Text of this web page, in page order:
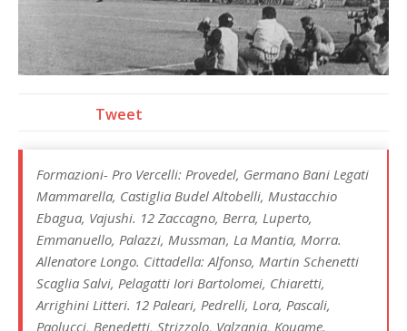
Tweet
Formazioni- Pro Vercelli: Provedel, Germano Bani Legati
Mammarella, Castiglia Budel Altobelli, Mustacchio
Ebagua, Vajushi. 12 Zaccagno, Berra, Luperto,
Emmanuello, Palazzi, Mussman, La Mantia, Morra.
Allenatore Longo. Cittadella: Alfonso, Martin Schenetti
Scaglia Salvi, Pelagatti Iori Bartolomei, Chiaretti,
Arrighini Litteri. 12 Paleari, Pedrelli, Lora, Pascali,
Paolucci, Benedetti, Strizzolo, Valzania, Kouame.